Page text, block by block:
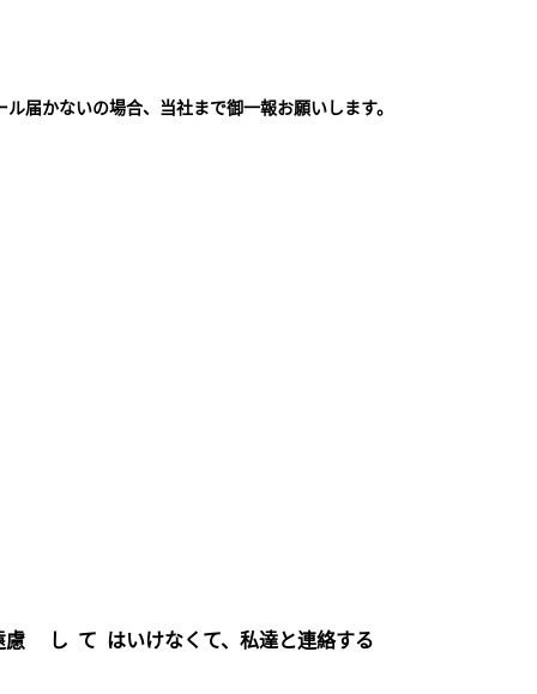
届かないの場合、当社まで御一報お願いします。
慮 し て はいけなくて、私達と連絡する